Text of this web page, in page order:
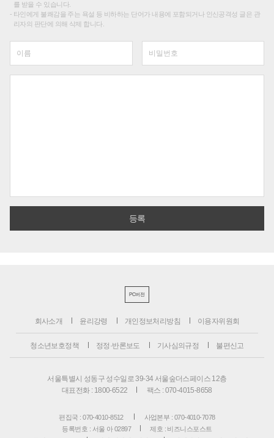
를 받을 수 있습니다.
타인에게 불쾌감을 주는 욕설 등 비하하는 단어가 내용에 포함되거나 인신공격성 글은 관
리자의 판단에 의해 삭제 합니다.
PC버전
회사소개 윤리강령 개인정보처리방침 이용자위원회
청소년보호정책 정정·반론보도 기사심의규정 불편신고
서울특별시 성동구 성수일로 39-34 서울숲더스페이스 12층
대표전화 : 1800-6522
팩스 : 070-4015-8658
편집국 : 070-4010-8512
사업본부 : 070-4010-7078
등록번호 : 서울 아 02897
제호 : 비즈니스포스트